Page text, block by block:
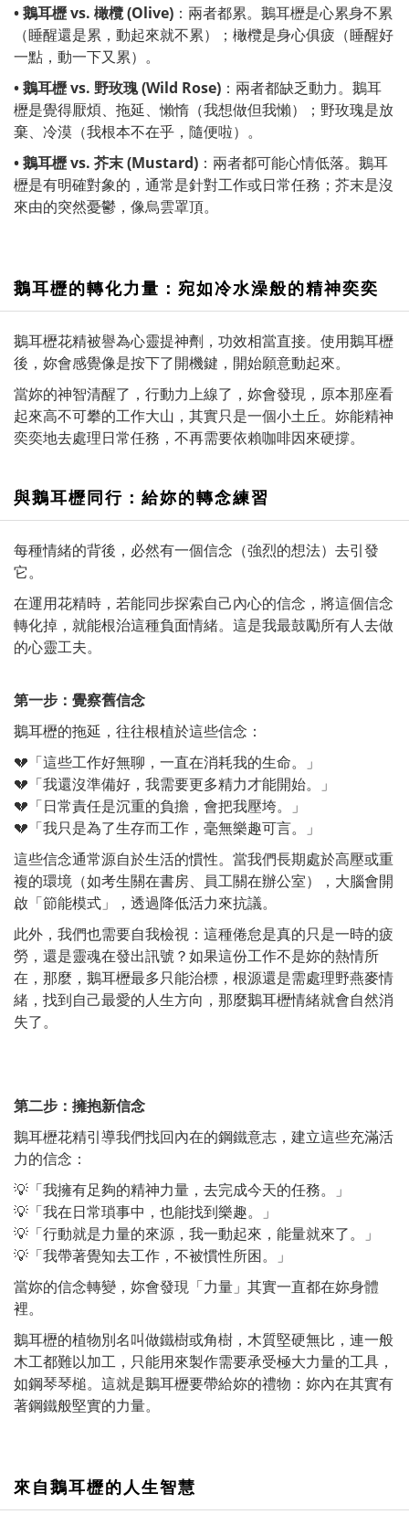
• 鵝耳櫪 vs. 橄欖 (Olive) ：兩者都累。鵝耳櫪是心累身不累
（睡醒還是累，動起來就不累）；橄欖是身心俱疲（睡醒好
一點，動一下又累）。
• 鵝耳櫪 vs. 野玫瑰 (Wild Rose) ：兩者都缺乏動力。鵝耳
櫪是覺得厭煩、拖延、懶惰（我想做但我懶）；野玫瑰是放
棄、冷漠（我根本不在乎，隨便啦）。
• 鵝耳櫪 vs. 芥末 (Mustard) ：兩者都可能心情低落。鵝耳
櫪是有明確對象的，通常是針對工作或日常任務；芥末是沒
來由的突然憂鬱，像烏雲罩頂。
鵝耳櫪的轉化力量：宛如冷水澡般的精神奕奕
鵝耳櫪花精被譽為心靈提神劑，功效相當直接。使用鵝耳櫪
後，妳會感覺像是按下了開機鍵，開始願意動起來。
當妳的神智清醒了，行動力上線了，妳會發現，原本那座看
起來高不可攀的工作大山，其實只是一個小土丘。妳能精神
奕奕地去處理日常任務，不再需要依賴咖啡因來硬撐。
與鵝耳櫪同行：給妳的轉念練習
每種情緒的背後，必然有一個信念（強烈的想法）去引發
它。
在運用花精時，若能同步探索自己內心的信念，將這個信念
轉化掉，就能根治這種負面情緒。這是我最鼓勵所有人去做
的心靈工夫。
第一步：覺察舊信念
鵝耳櫪的拖延，往往根植於這些信念：
💔「這些工作好無聊，一直在消耗我的生命。」
💔「我還沒準備好，我需要更多精力才能開始。」
💔「日常責任是沉重的負擔，會把我壓垮。」
💔「我只是為了生存而工作，毫無樂趣可言。」
這些信念通常源自於生活的慣性。當我們長期處於高壓或重
複的環境（如考生關在書房、員工關在辦公室），大腦會開
啟「節能模式」，透過降低活力來抗議。
此外，我們也需要自我檢視：這種倦怠是真的只是一時的疲
勞，還是靈魂在發出訊號？如果這份工作不是妳的熱情所
在，那麼，鵝耳櫪最多只能治標，根源還是需處理野燕麥情
緒，找到自己最愛的人生方向，那麼鵝耳櫪情緒就會自然消
失了。
第二步：擁抱新信念
鵝耳櫪花精引導我們找回內在的鋼鐵意志，建立這些充滿活
力的信念：
💡「我擁有足夠的精神力量，去完成今天的任務。」
💡「我在日常瑣事中，也能找到樂趣。」
💡「行動就是力量的來源，我一動起來，能量就來了。」
💡「我帶著覺知去工作，不被慣性所困。」
當妳的信念轉變，妳會發現「力量」其實一直都在妳身體
裡。
鵝耳櫪的植物別名叫做鐵樹或角樹，木質堅硬無比，連一般
木工都難以加工，只能用來製作需要承受極大力量的工具，
如鋼琴琴槌。這就是鵝耳櫪要帶給妳的禮物：妳內在其實有
著鋼鐵般堅實的力量。
來自鵝耳櫪的人生智慧